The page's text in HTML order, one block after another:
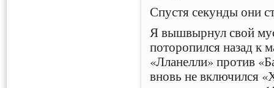
Спустя секунды они
Я вышвырнул свой
поторопился назад к
«Лланелли» против
вновь не включился